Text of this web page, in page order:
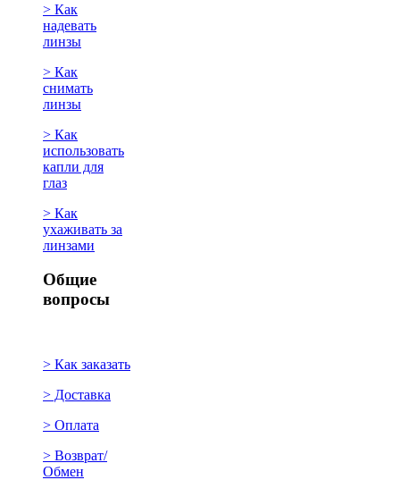
> Как
надевать
линзы
> Как
снимать
линзы
> Как
использовать
капли для
глаз
> Как
ухаживать за
линзами
Общие
вопросы
> Как заказать
> Доставка
> Оплата
> Возврат/
Обмен